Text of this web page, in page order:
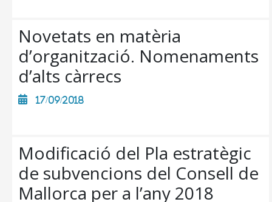
CONSELL DE MALLORCA
TRANSPARÈNCIA
Novetats en matèria
d’organització. Nomenaments
d’alts càrrecs
17/09/2018
Modificació del Pla estratègic
de subvencions del Consell de
Mallorca per a l’any 2018